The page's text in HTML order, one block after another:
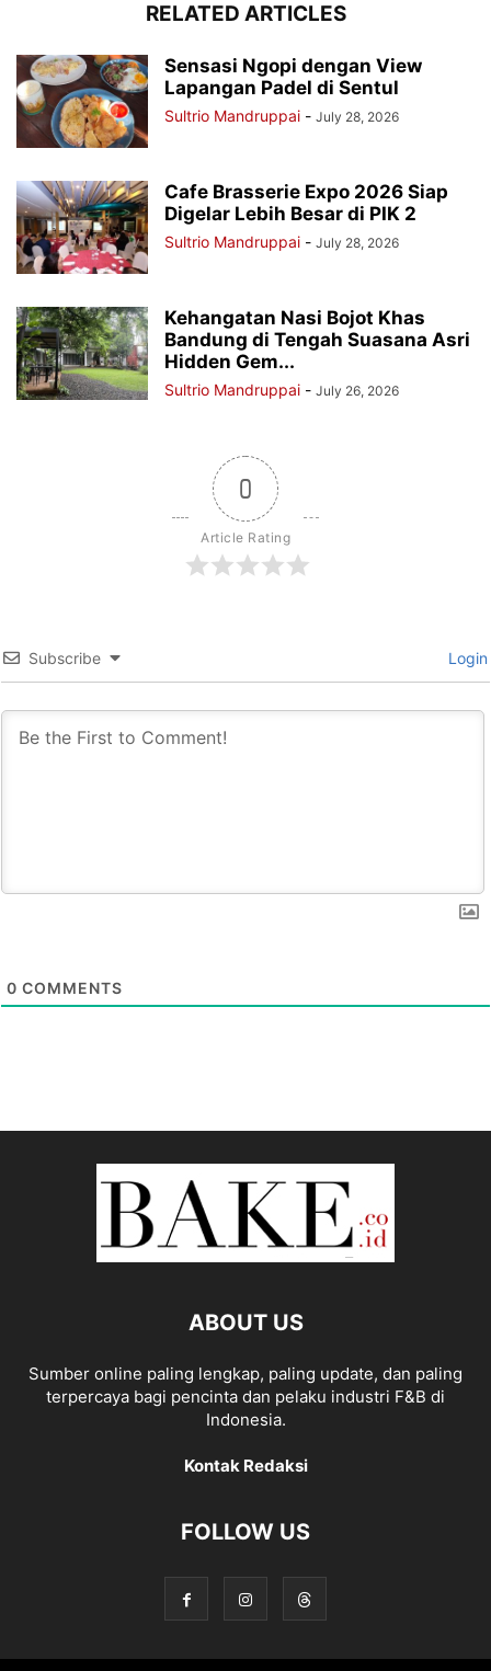
RELATED ARTICLES
Sensasi Ngopi dengan View
Lapangan Padel di Sentul
Sultrio Mandruppai - July 28, 2026
Cafe Brasserie Expo 2026 Siap
Digelar Lebih Besar di PIK 2
Sultrio Mandruppai - July 28, 2026
Kehangatan Nasi Bojot Khas
Bandung di Tengah Suasana Asri
Hidden Gem...
Sultrio Mandruppai - July 26, 2026
0
Article Rating
Subscribe Login
0 COMMENTS
ABOUT US
Sumber online paling lengkap, paling update, dan paling
terpercaya bagi pencinta dan pelaku industri F&B di
Indonesia.
Kontak Redaksi
FOLLOW US